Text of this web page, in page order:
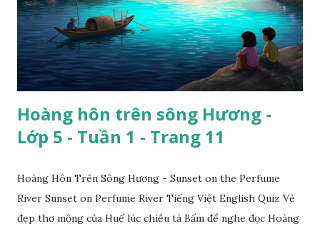
Hoàng hôn trên sông Hương -
Lớp 5 - Tuần 1 - Trang 11
Hoàng Hôn Trên Sông Hương - Sunset on the Perfume
River Sunset on Perfume River Tiếng Việt English Quiz Vẻ
đẹp thơ mộng của Huế lúc chiều tà Bấm để nghe đọc Hoàng